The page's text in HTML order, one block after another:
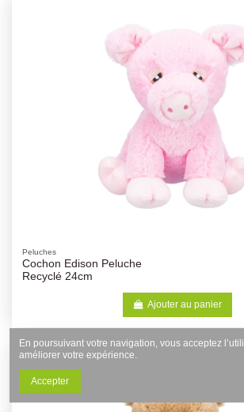
Peluches
Cochon Edison Peluche
Recyclé 24cm
Ajouter au panier
En poursuivant votre navigation, vous acceptez
améliorer votre expérience.
Accepter